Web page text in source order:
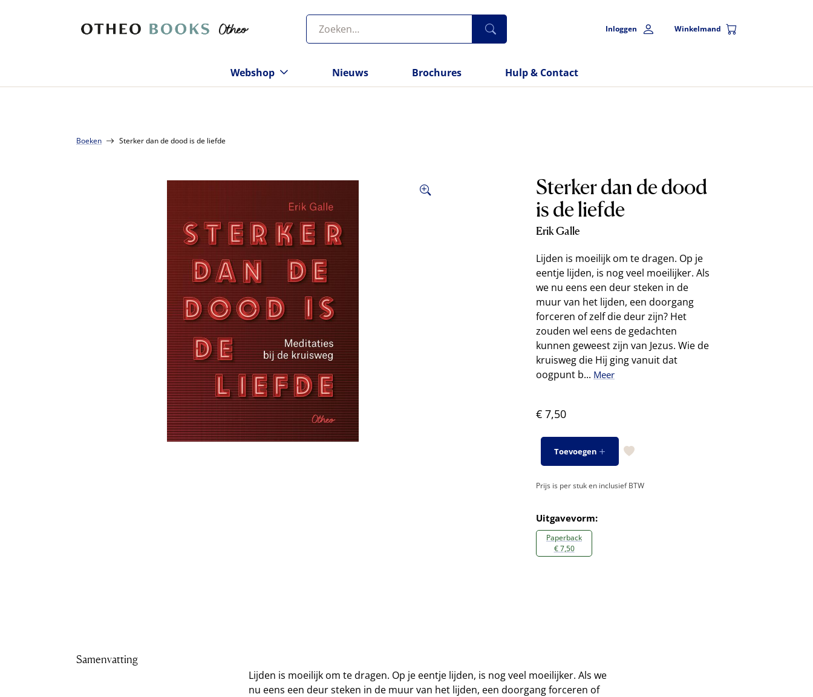
Inloggen Winkelmand
Webshop Nieuws Brochures Hulp & Contact
Boeken Sterker dan de dood is de liefde
Sterker dan de dood
is de liefde
Erik Galle
Lijden is moeilijk om te dragen. Op je
eentje lijden, is nog veel moeilijker. Als
we nu eens een deur steken in de
muur van het lijden, een doorgang
forceren of zelf die deur zijn? Het
zouden wel eens de gedachten
kunnen geweest zijn van Jezus. Wie de
kruisweg die Hij ging vanuit dat
oogpunt b... Meer
€ 7,50
Toevoegen
Prijs is per stuk en inclusief BTW
Uitgavevorm:
Paperback
€ 7,50
Samenvatting
Lijden is moeilijk om te dragen. Op je eentje lijden, is nog veel moeilijker. Als we
nu eens een deur steken in de muur van het lijden, een doorgang forceren of